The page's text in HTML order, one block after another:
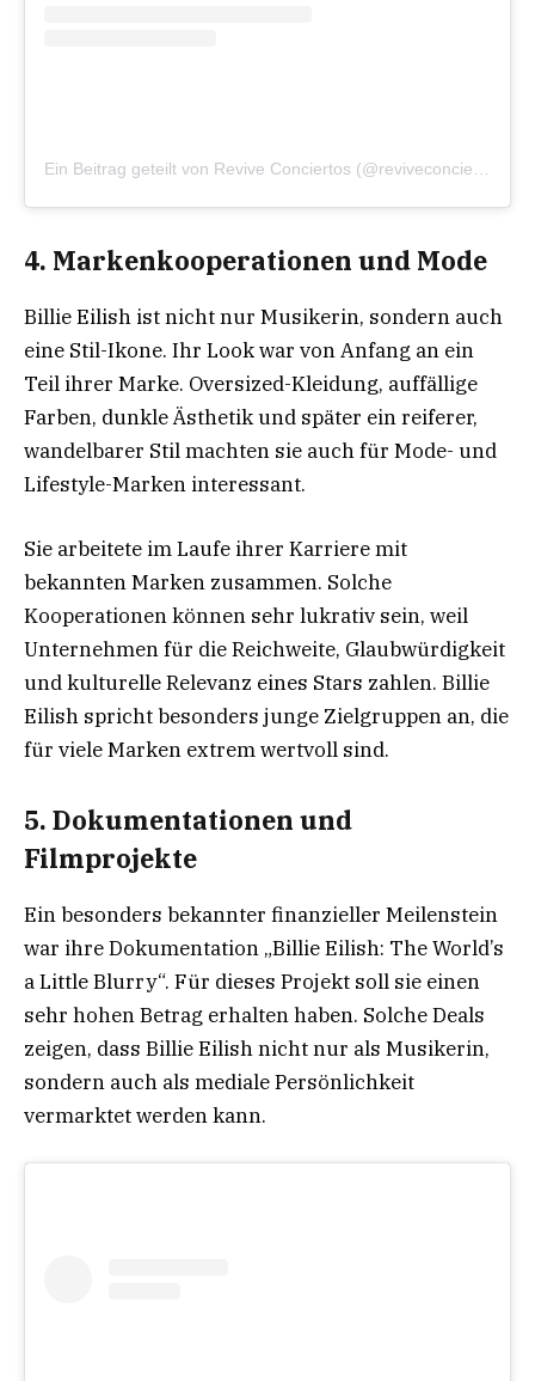
4. Markenkooperationen und Mode
Billie Eilish ist nicht nur Musikerin, sondern auch
eine Stil-Ikone. Ihr Look war von Anfang an ein
Teil ihrer Marke. Oversized-Kleidung, auffällige
Farben, dunkle Ästhetik und später ein reiferer,
wandelbarer Stil machten sie auch für Mode- und
Lifestyle-Marken interessant.
Sie arbeitete im Laufe ihrer Karriere mit
bekannten Marken zusammen. Solche
Kooperationen können sehr lukrativ sein, weil
Unternehmen für die Reichweite, Glaubwürdigkeit
und kulturelle Relevanz eines Stars zahlen. Billie
Eilish spricht besonders junge Zielgruppen an, die
für viele Marken extrem wertvoll sind.
5. Dokumentationen und
Filmprojekte
Ein besonders bekannter finanzieller Meilenstein
war ihre Dokumentation „Billie Eilish: The World’s
a Little Blurry“. Für dieses Projekt soll sie einen
sehr hohen Betrag erhalten haben. Solche Deals
zeigen, dass Billie Eilish nicht nur als Musikerin,
sondern auch als mediale Persönlichkeit
vermarktet werden kann.